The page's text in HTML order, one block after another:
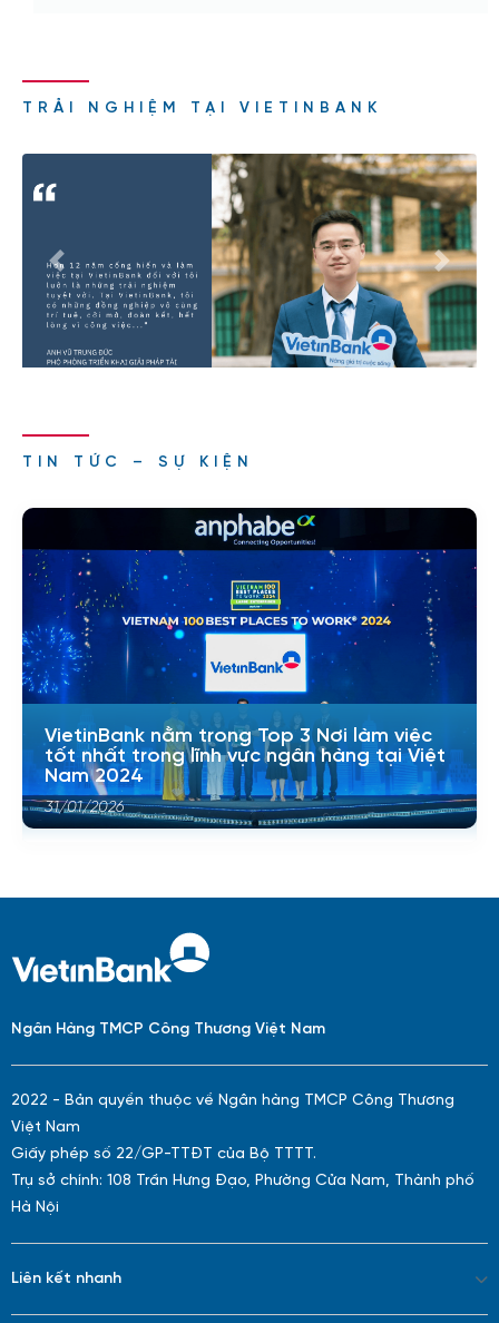
TRẢI NGHIỆM TẠI VIETINBANK
Previous Next
TIN TỨC – SỰ KIỆN
VietinBank nằm trong Top 3 Nơi làm việc
tốt nhất trong lĩnh vực ngân hàng tại Việt
Nam 2024
31/01/2026
Ngân Hàng TMCP Công Thương Việt Nam
2022 - Bản quyền thuộc về Ngân hàng TMCP Công Thương
Việt Nam
Giấy phép số 22/GP-TTĐT của Bộ TTTT.
Trụ sở chính: 108 Trần Hưng Đạo, Phường Cửa Nam, Thành phố
Hà Nội
Liên kết nhanh